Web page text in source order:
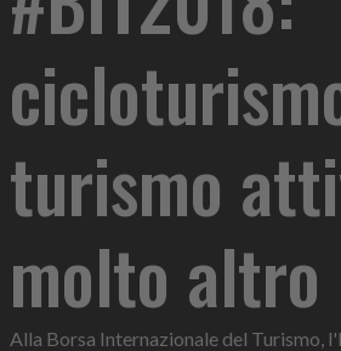
turismo
molto altro
Alla Borsa Internazionale del Turismo,